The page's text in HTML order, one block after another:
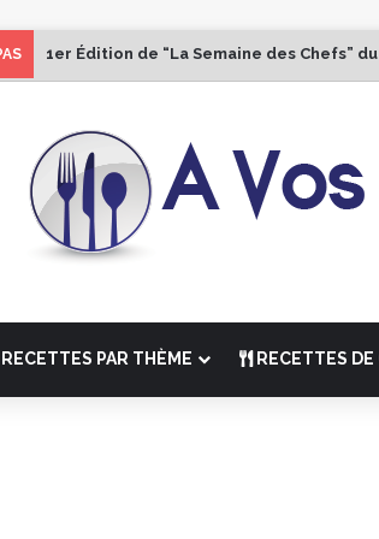
1er Édition de “La Semaine des Chefs”
RECETTES PAR THÈME RECETTES